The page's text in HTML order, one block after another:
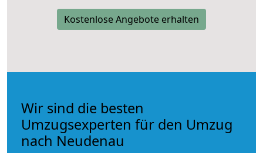
Kostenlose Angebote erhalten
Wir sind die besten
Umzugsexperten für den Umzug
nach Neudenau